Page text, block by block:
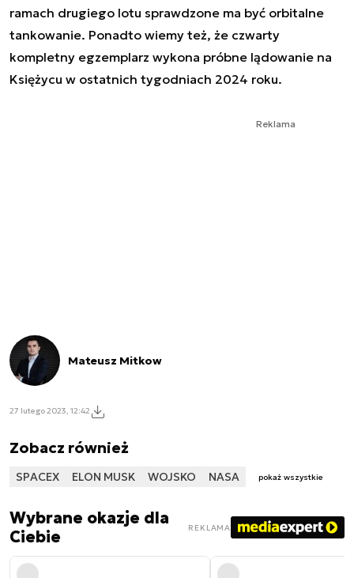
ramach drugiego lotu sprawdzone ma być orbitalne
tankowanie. Ponadto wiemy też, że czwarty
kompletny egzemplarz wykona próbne lądowanie na
Księżycu w ostatnich tygodniach 2024 roku.
Reklama
Mateusz Mitkow
27 lutego 2023, 12:42
Zobacz również
SPACEX ELON MUSK WOJSKO NASA pokaż wszystkie
Wybrane okazje dla
Ciebie
REKLAMA